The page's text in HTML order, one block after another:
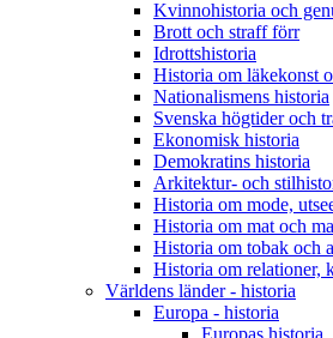
Kvinnohistoria och
Brott och straff förr
Idrottshistoria
Historia om läkekonst
Nationalismens historia
Svenska högtider och
Ekonomisk historia
Demokratins historia
Arkitektur- och
Historia om mode,
Historia om mat och
Historia om tobak och
Historia om relationer,
Världens länder - historia
Europa - historia
Europas historia